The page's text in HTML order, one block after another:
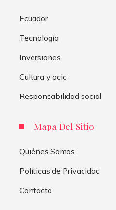
Ecuador
Tecnología
Inversiones
Cultura y ocio
Responsabilidad social
Mapa Del Sitio
Quiénes Somos
Políticas de Privacidad
Contacto